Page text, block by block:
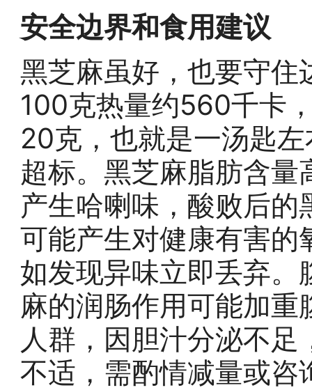
安全边界和食用建议
黑芝麻虽好，也要守
100克热量约560千卡
20克，也就是一汤匙
超标。黑芝麻脂肪含
产生哈喇味，酸败后
可能产生对健康有害
如发现异味立即丢弃
麻的润肠作用可能加
人群，因胆汁分泌不
不适，需酌情减量或咨